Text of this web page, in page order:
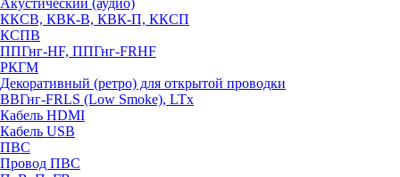
Акустический (аудио)
ККСВ, КВК-В, КВК-П, ККСП
КСПВ
ППГнг-HF, ППГнг-FRHF
РКГМ
Декоративный (ретро) для открытой проводки
ВВГнг-FRLS (Low Smoke), LTx
Кабель HDMI
Кабель USB
ПВС
Провод ПВС